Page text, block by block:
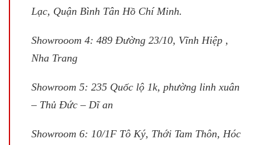
Lạc, Quận Bình Tân Hồ Chí Minh.
Showrooom 4: 489 Đường 23/10, Vĩnh Hiệp ,
Nha Trang
Showroom 5: 235 Quốc lộ 1k, phường linh xuân
– Thủ Đức – Dĩ an
Showroom 6: 10/1F Tô Ký, Thới Tam Thôn, Hóc